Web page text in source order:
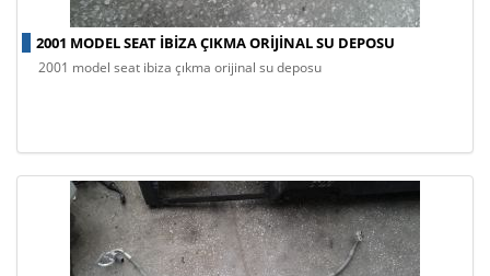
2001 MODEL SEAT IBIZA ÇIKMA ORIJINAL SU DEPOSU
2001 model seat ibiza çıkma orijinal su deposu